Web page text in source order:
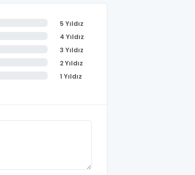
5 Yıldız
4 Yıldız
3 Yıldız
2 Yıldız
1 Yıldız